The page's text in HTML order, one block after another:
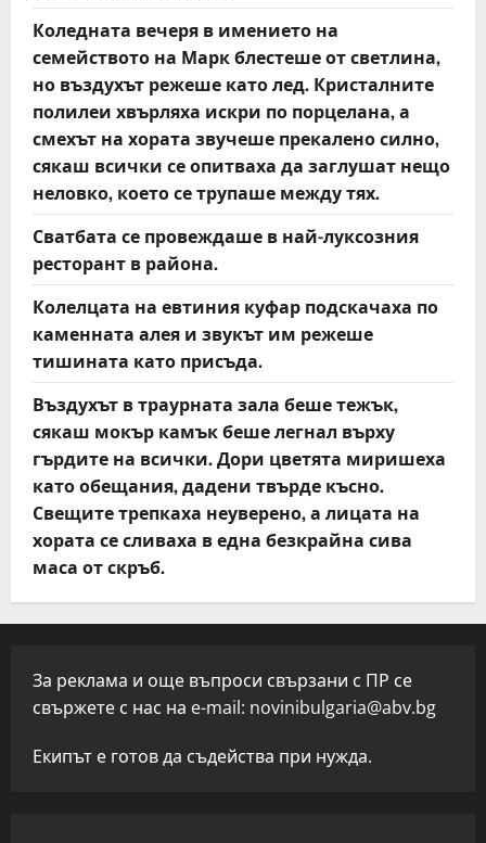
Коледната вечеря в имението на
семейството на Марк блестеше от светлина,
но въздухът режеше като лед. Кристалните
полилеи хвърляха искри по порцелана, а
смехът на хората звучеше прекалено силно,
сякаш всички се опитваха да заглушат нещо
неловко, което се трупаше между тях.
Сватбата се провеждаше в най-луксозния
ресторант в района.
Колелцата на евтиния куфар подскачаха по
каменната алея и звукът им режеше
тишината като присъда.
Въздухът в траурната зала беше тежък,
сякаш мокър камък беше легнал върху
гърдите на всички. Дори цветята миришеха
като обещания, дадени твърде късно.
Свещите трепкаха неуверено, а лицата на
хората се сливаха в една безкрайна сива
маса от скръб.
За реклама и още въпроси свързани с ПР се
свържете с нас на e-mail: novinibulgaria@abv.bg
Екипът е готов да съдейства при нужда.